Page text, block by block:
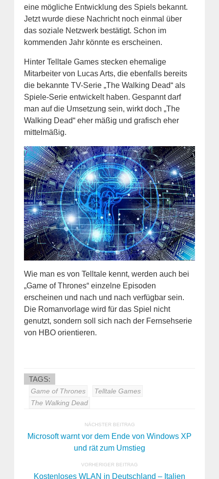
eine mögliche Entwicklung des Spiels bekannt.
Jetzt wurde diese Nachricht noch einmal über
das soziale Netzwerk bestätigt. Schon im
kommenden Jahr könnte es erscheinen.
Hinter Telltale Games stecken ehemalige
Mitarbeiter von Lucas Arts, die ebenfalls bereits
die bekannte TV-Serie „The Walking Dead“ als
Spiele-Serie entwickelt haben. Gespannt darf
man auf die Umsetzung sein, wirkt doch „The
Walking Dead“ eher mäßig und grafisch eher
mittelmäßig.
Wie man es von Telltale kennt, werden auch bei
„Game of Thrones“ einzelne Episoden
erscheinen und nach und nach verfügbar sein.
Die Romanvorlage wird für das Spiel nicht
genutzt, sondern soll sich nach der Fernsehserie
von HBO orientieren.
TAGS:
Game of Thrones
Telltale Games
The Walking Dead
NÄCHSTER BEITRAG
Microsoft warnt vor dem Ende von Windows XP
und rät zum Umstieg
VORHERIGER BEITRAG
Kostenloses WLAN in Deutschland – Italien